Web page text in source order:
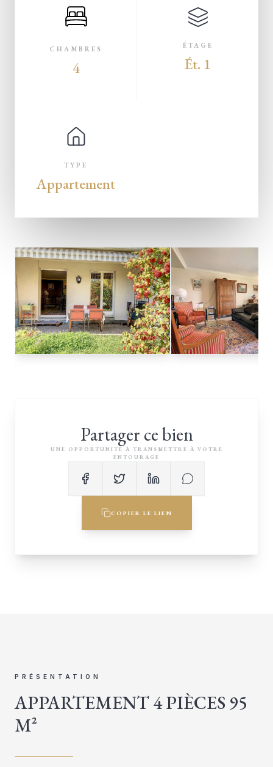
CHAMBRES
4
ÉTAGE
Ét. 1
TYPE
Appartement
Partager ce bien
UNE OPPORTUNITÉ À TRANSMETTRE À VOTRE
ENTOURAGE
COPIER LE LIEN
PRÉSENTATION
APPARTEMENT 4 PIÈCES 95
M²